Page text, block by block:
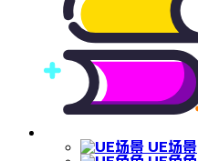
UE场景